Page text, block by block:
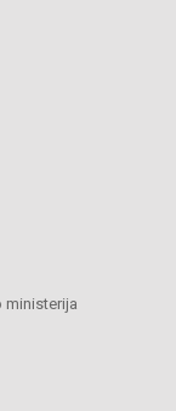
ministerija